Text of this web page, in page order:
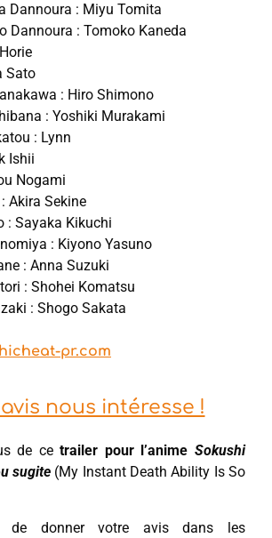
Dannoura : Miyu Tomita
Dannoura : Tomoko Kaneda
Sato
: Hiro Shimono
: Yoshiki Murakami
: Lynn
Ishii
Nogami
Akira Sekine
: Sayaka Kikuchi
: Kiyono Yasuno
: Anna Suzuki
: Shohei Komatsu
: Shogo Sakata
pr.com
nous intéresse !
de cetrailer pour l’animeSokushi
sugite (My Instant Death Ability Is So
de donner votre avis dans les